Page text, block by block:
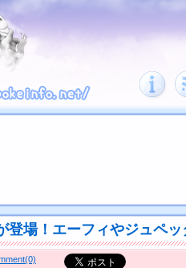
登場！エーフィやジュペ